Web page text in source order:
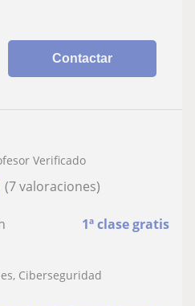
Contactar
1ª clase gratis
Verificado
(7 valoraciones)
Ciberseguridad